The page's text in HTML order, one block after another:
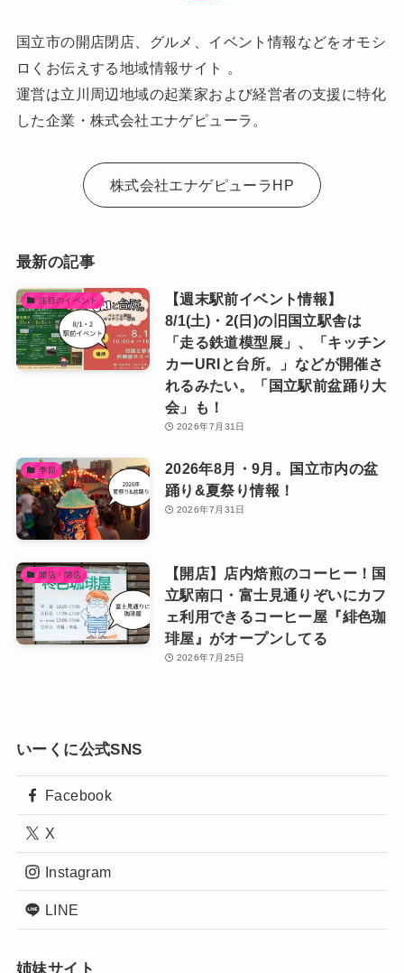
国立市の開店閉店、グルメ、イベント情報などをオモシ
ロくお伝えする地域情報サイト 。
運営は立川周辺地域の起業家および経営者の支援に特化
した企業・株式会社エナゲピューラ。
株式会社エナゲピューラHP
最新の記事
注目のイベント
【週末駅前イベント情報】
8/1(土)・2(日)の旧国立駅舎は
「走る鉄道模型展」、「キッチン
カーURIと台所。」などが開催さ
れるみたい。「国立駅前盆踊り大
会」も！
2026年7月31日
季節
2026年8月・9月。国立市内の盆
踊り&夏祭り情報！
2026年7月31日
開店・閉店
【開店】店内焙煎のコーヒー！国
立駅南口・富士見通りぞいにカフ
ェ利用できるコーヒー屋『緋色珈
琲屋』がオープンしてる
2026年7月25日
いーくに公式SNS
Facebook
X
Instagram
LINE
姉妹サイト